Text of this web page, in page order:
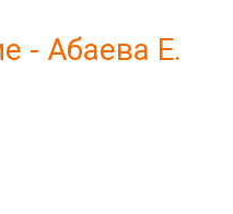
- Абаева Е.